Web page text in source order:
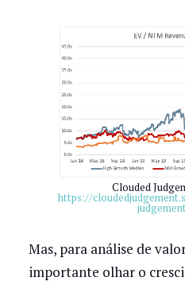
Clouded
https://
Mas, para análise de
importante olhar o